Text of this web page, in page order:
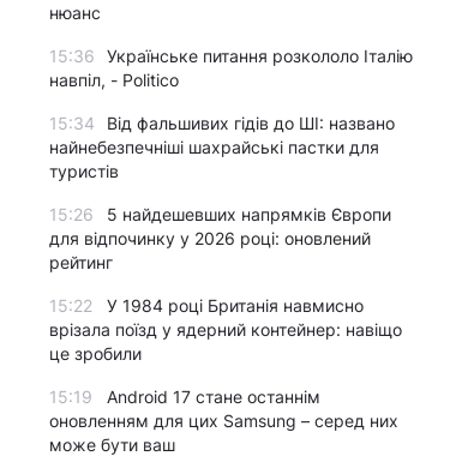
нюанс
15:36
Українське питання розкололо Італію
навпіл, - Politico
15:34
Від фальшивих гідів до ШІ: названо
найнебезпечніші шахрайські пастки для
туристів
15:26
5 найдешевших напрямків Європи
для відпочинку у 2026 році: оновлений
рейтинг
15:22
У 1984 році Британія навмисно
врізала поїзд у ядерний контейнер: навіщо
це зробили
15:19
Android 17 стане останнім
оновленням для цих Samsung – серед них
може бути ваш